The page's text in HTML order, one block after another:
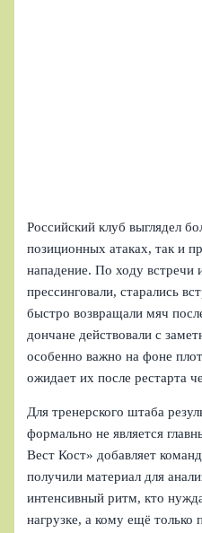
Российский клуб выглядел
позиционных атаках, так и
нападение. По ходу встречи
прессинговали, старались
быстро возвращали мяч
дончане действовали с
особенно важно на фоне
ожидает их после рестарта
Для тренерского штаба
формально не является
Вест Кост» добавляет
получили материал для
интенсивный ритм, кто
нагрузке, а кому ещё только